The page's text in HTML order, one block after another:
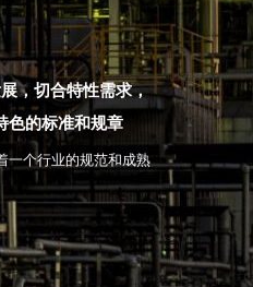
，切合特性需求，
色的标准和规章
一个行业的规范和成熟